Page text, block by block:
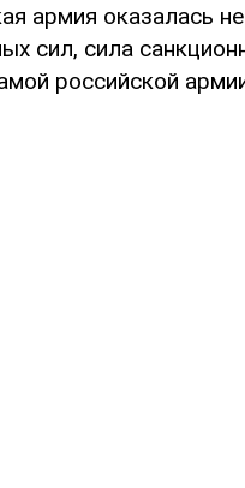
армия оказалась
сил, сила
российской